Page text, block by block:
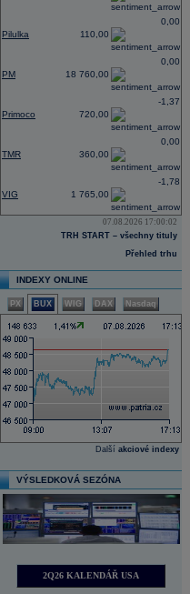
Pilulka 110,00
0,00
PM 18 760,00
0,00
Primoco 720,00
-1,37
TMR 360,00
0,00
VIG 1 765,00
-1,78
07.08.2026 17:00:02
TRH START – všechny tituly
Přehled trhu
INDEXY ONLINE
PX BUX WIG DAX Nasdaq
Další akciové indexy
VÝSLEDKOVÁ SEZÓNA
2Q26 KALENDÁŘ USA